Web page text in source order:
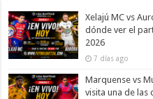
Xelajú MC vs
dónde ver el
2026
7 días ago
Marquense vs
visita una de las